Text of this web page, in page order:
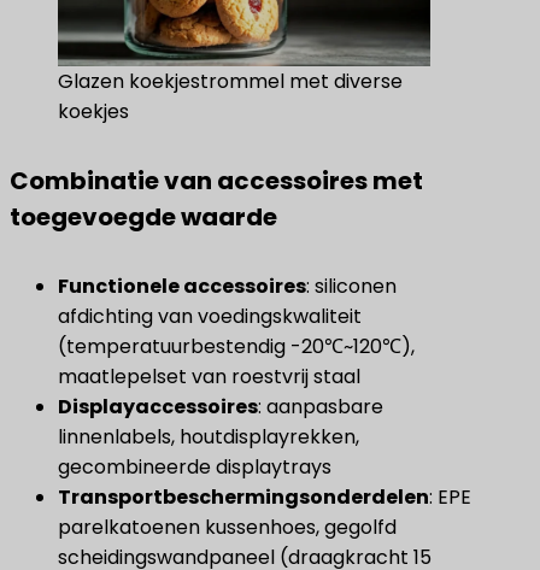
Glazen koekjestrommel met diverse
koekjes
Combinatie van accessoires met
toegevoegde waarde
Functionele accessoires: siliconen
afdichting van voedingskwaliteit
(temperatuurbestendig -20℃~120℃),
maatlepelset van roestvrij staal
Displayaccessoires: aanpasbare
linnenlabels, houtdisplayrekken,
gecombineerde displaytrays
Transportbeschermingsonderdelen: EPE
parelkatoenen kussenhoes, gegolfd
scheidingswandpaneel (draagkracht 15